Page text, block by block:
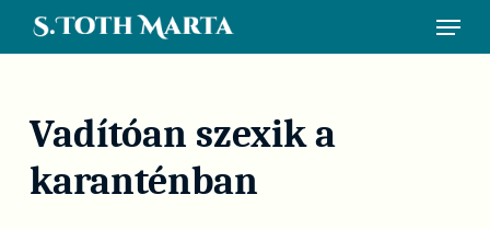
Menu
Vadítóan szexik a
karanténban